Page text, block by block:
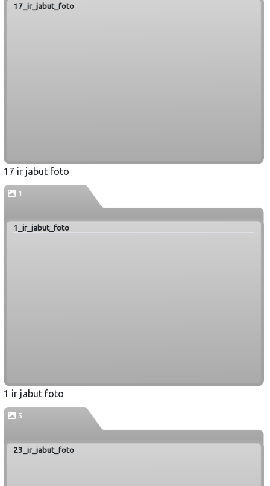
17_ir_jabut_foto
17 ir jabut foto
1
1_ir_jabut_foto
1 ir jabut foto
5
23_ir_jabut_foto